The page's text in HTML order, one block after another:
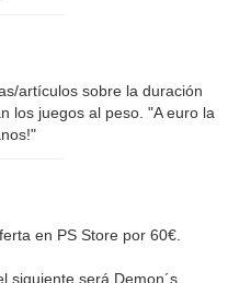
artículos sobre la duración
los juegos al peso. "A euro la
en PS Store por 60€.
siguiente será Demon´s